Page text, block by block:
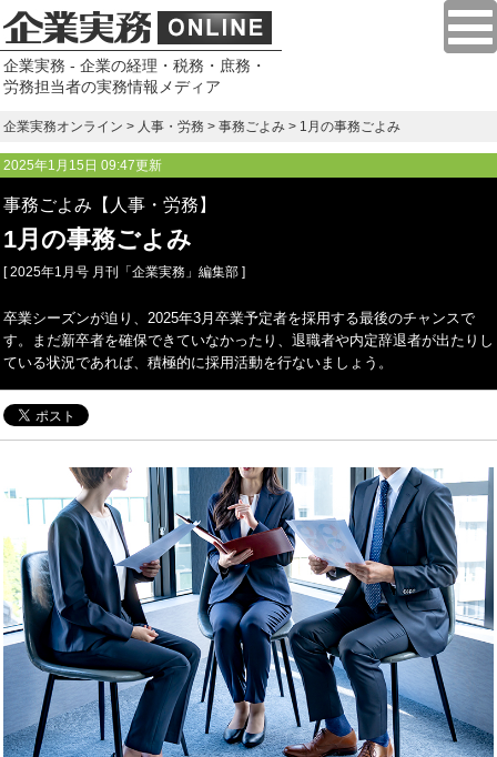
企業実務 - 企業の経理・税務・庶務・
労務担当者の実務情報メディア
企業実務オンライン > 人事・労務 > 事務ごよみ > 1月の事務ごよみ
2025年1月15日 09:47更新
事務ごよみ【人事・労務】
1月の事務ごよみ
[ 2025年1月号 月刊「企業実務」編集部 ]
卒業シーズンが迫り、2025年3月卒業予定者を採用する最後のチャンスで
す。まだ新卒者を確保できていなかったり、退職者や内定辞退者が出たりし
ている状況であれば、積極的に採用活動を行ないましょう。